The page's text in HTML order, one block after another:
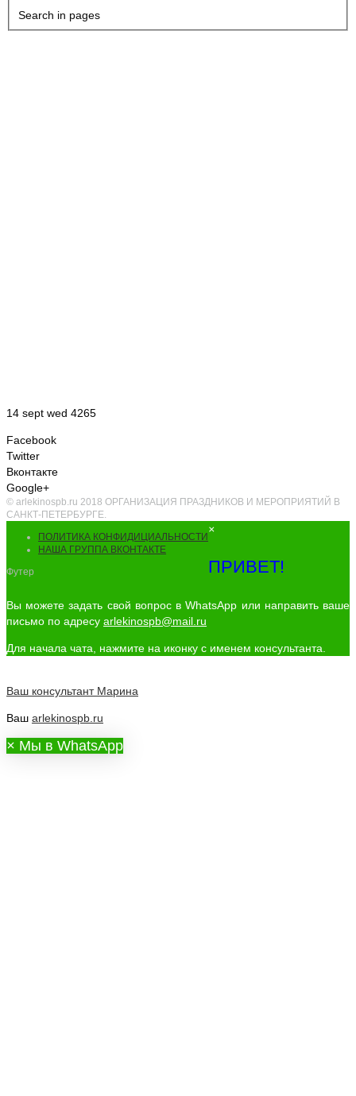
Search in pages
14 sept wed 4265
Facebook
Twitter
Вконтакте
Google+
© arlekinospb.ru 2018 ОРГАНИЗАЦИЯ ПРАЗДНИКОВ И МЕРОПРИЯТИЙ В
САНКТ-ПЕТЕРБУРГЕ.
ПОЛИТИКА КОНФИДИЦИАЛЬНОСТИ
НАША ГРУППА ВКОНТАКТЕ
Футер
×
ПРИВЕТ!
Вы можете задать свой вопрос в WhatsApp или направить ваше
письмо по адресу arlekinospb@mail.ru
Для начала чата, нажмите на иконку с именем консультанта.
Ваш консультант Марина
Ваш arlekinospb.ru
× Мы в WhatsApp